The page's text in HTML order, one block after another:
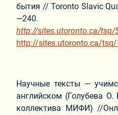
бытия // Toronto Slavic
—240.
http://sites.utoronto.ca/tsq/
http://sites.utoronto.ca/
Научные тексты —
английском (Голубева О.
коллектива МИФИ) //